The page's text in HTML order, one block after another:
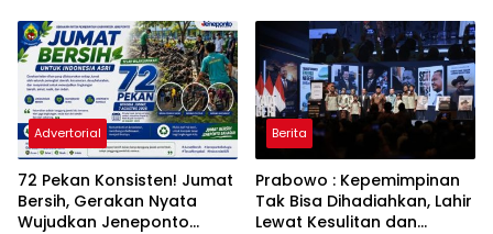
PLN
Babakan Madang
Advertorial
72 Pekan Konsisten! Jumat
Bersih, Gerakan Nyata
Wujudkan Jeneponto
Berita
Prabowo : Kepemimpinan
Tak Bisa Dihadiahkan, Lahir
Lewat Kesulitan dan